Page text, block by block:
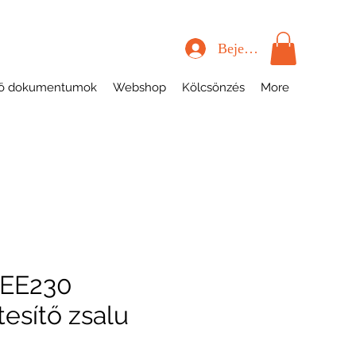
Bejelentkezés
dokumentumok Webshop Kölcsönzés More
zsalu